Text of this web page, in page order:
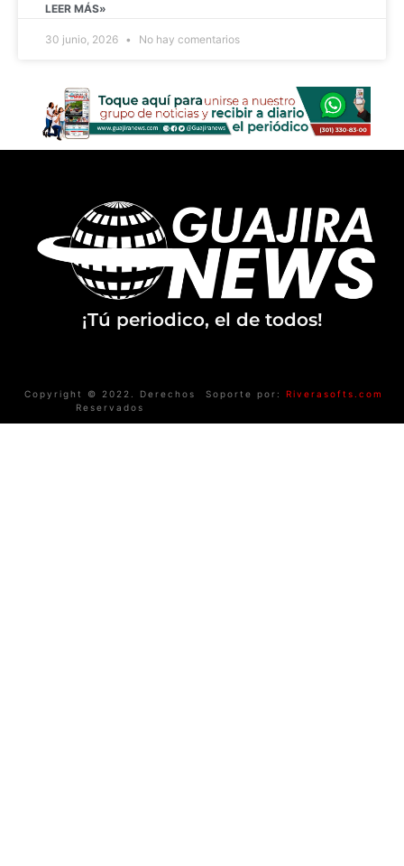
LEER MÁS»
30 junio, 2026 No hay comentarios
¡Tú periodico, el de todos!
Copyright © 2022. Derechos
Reservados
Soporte por: Riverasofts.com